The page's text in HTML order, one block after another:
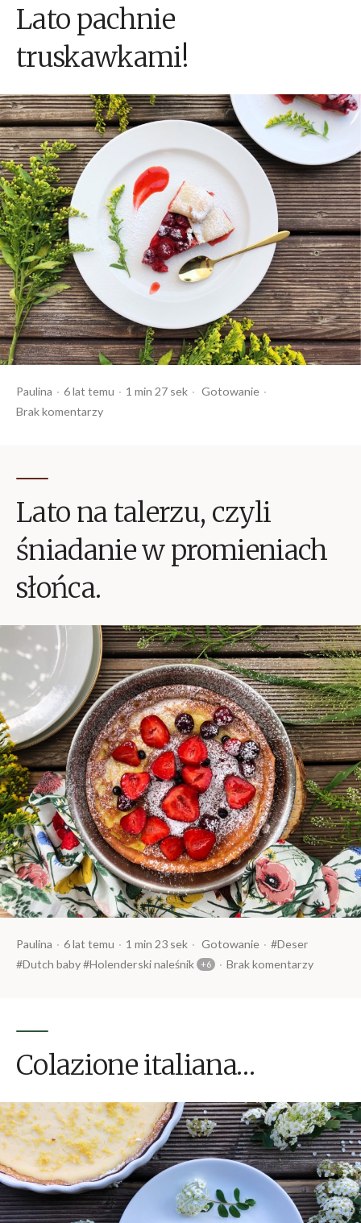
Lato pachnie
truskawkami!
Opublikowany
przez
Paulina 6 lat temu
Czas
1 min 27 sek
Opublikowany
Gotowanie
Brak komentarzy
Lato na talerzu, czyli
śniadanie w promieniach
słońca.
Opublikowany
przez
Paulina 6 lat temu
Czas
czytania
1 min 23 sek
Opublikowany
w
Gotowanie Tagi:
Deser
Dutch baby
Holenderski naleśnik Brak komentarzy
Colazione italiana…